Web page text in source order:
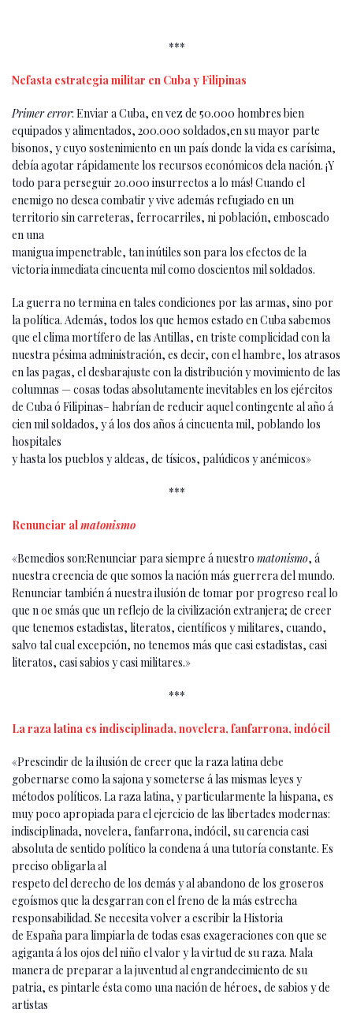
***
Nefasta estrategia militar en Cuba y Filipinas
Primer error: Enviar a Cuba, en vez de 50.000 hombres bien
equipados y alimentados, 200.000 soldados,en su mayor parte
bisonos, y cuyo sostenimiento en un país donde la vida es carísima,
debía agotar rápidamente los recursos económicos dela nación. ¡Y
todo para perseguir 20.000 insurrectos a lo más! Cuando el
enemigo no desea combatir y vive además refugiado en un
territorio sin carreteras, ferrocarriles, ni población, emboscado
en una
manigua impenetrable, tan inútiles son para los efectos de la
victoria inmediata cincuenta mil como doscientos mil soldados.
La guerra no termina en tales condiciones por las armas, sino por
la política. Además, todos los que hemos estado en Cuba sabemos
que el clima mortífero de las Antillas, en triste complicidad con la
nuestra pésima administración, es decir, con el hambre, los atrasos
en las pagas, el desbarajuste con la distribución y movimiento de las
columnas — cosas todas absolutamente inevitables en los ejércitos
de Cuba ó Filipinas– habrían de reducir aquel contingente al año á
cien mil soldados, y á los dos años á cincuenta mil, poblando los
hospitales
y hasta los pueblos y aldeas, de tísicos, palúdicos y anémicos»
***
Renunciar al matonismo
«Bemedios son:Renunciar para siempre á nuestro matonismo, á
nuestra creencia de que somos la nación más guerrera del mundo.
Re­nunciar también á nuestra ilusión de tomar por progreso real lo
que n oe smás que un re­flejo de la civilización extranjera; de creer
que tenemos estadistas, literatos, científicos y militares, cuando,
salvo tal cual excepción, no tenemos más que casi estadistas, casi
lite­ratos, casi sabios y casi militares.»
***
La raza latina es indisciplinada, novelera, fanfarrona, indócil
«Prescindir de la ilusión de creer que la raza latina debe
gobernarse como la sajona y someterse á las mismas leyes y
métodos polí­ticos. La raza latina, y particularmente la hispana, es
muy poco apropiada para el ejer­cicio de las libertades modernas:
indisciplina­da, novelera, fanfarrona, indócil, su carencia casi
absoluta de sentido político la condena á una tutoría constante. Es
preciso obligarla al
respeto del derecho de los demás y al aban­dono de los groseros
egoísmos que la desga­rran con el freno de la más estrecha
responsa­bilidad. Se necesita volver a escribir la Historia
de España para limpiarla de todas esas exa­geraciones con que se
agiganta á los ojos del niño el valor y la virtud de su raza. Mala
manera de preparar a la juventud al engrande­cimiento de su
patria, es pintarle ésta como una nación de héroes, de sabios y de
artistas